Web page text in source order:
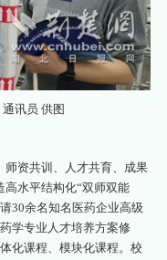
讯员 供图
师资共训、人才共育、成果
高水平结构化“双师双能
30余名知名医药企业高级
学专业人才培养方案修
化课程、模块化课程。校